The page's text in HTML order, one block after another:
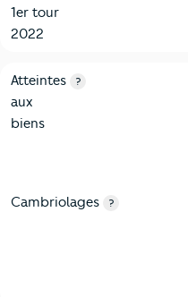
1er tour
2022
7-Sécurité
Critères
Atteintes
aux
biens
?
Cambriolages ?